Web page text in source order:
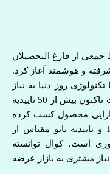
را توسط جمعی از فارغ التحصیلان
و هوشمند آغاز کرد.
روز دنیا به نیاز
های بازار و صنایع مختلف بود. این شرکت تاکنون بیش از 50 تاییدیه
محصول کسب کرده
است و دارای گواهی دانش بنیان نوع 1 و تاییدیه نانو مقیاس از
است. کوال توانسته
مشتری به بازار عرضه